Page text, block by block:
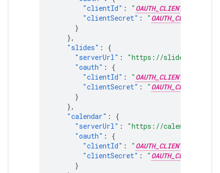
"clientId" : " OAUTH_CLIENT_ID
"clientSecret" : "
}
},
"slides" :
{
"serverUrl" :
"https://
"oauth" :
{
"clientId" : " OAUTH_CLIENT_ID
"clientSecret" : "
}
},
"calendar" :
{
"serverUrl" :
"https://
"oauth" :
{
"clientId" : " OAUTH_CLIENT_ID
"clientSecret" : "
}